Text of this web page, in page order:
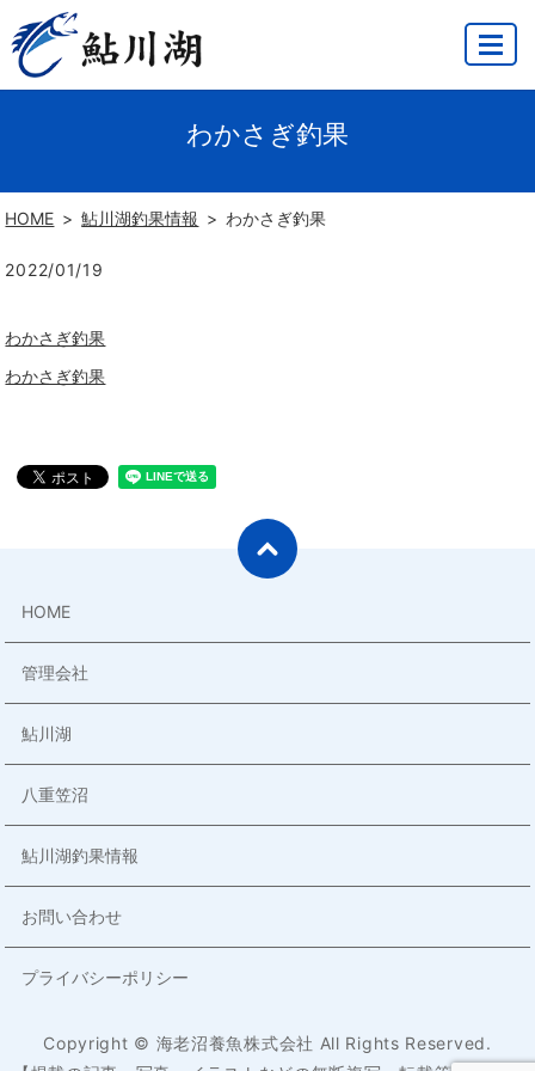
MENU
わかさぎ釣果
HOME 鮎川湖釣果情報 わかさぎ釣果
2022/01/19
わかさぎ釣果
わかさぎ釣果
HOME
管理会社
鮎川湖
八重笠沼
鮎川湖釣果情報
お問い合わせ
プライバシーポリシー
Copyright © 海老沼養魚株式会社 All Rights Reserved.